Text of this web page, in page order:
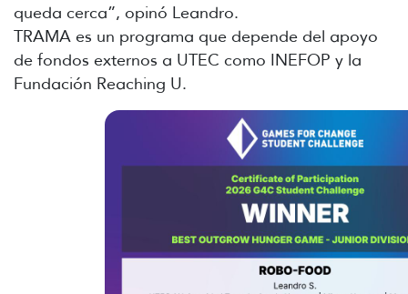
queda cerca”, opinó Leandro.
TRAMA es un programa que depende del apoyo
de fondos externos a UTEC como INEFOP y la
Fundación Reaching U.